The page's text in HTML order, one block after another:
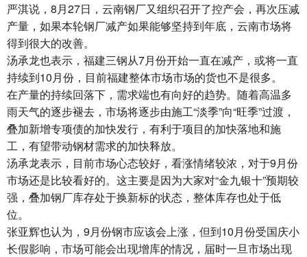
严淇说，8月27日，云南钢厂又组织召开了控产会，再次压减
产量，如果本轮钢厂减产如果能够坚持到年底，云南市场将
得到很大的改善。
汤承龙也表示，福建三钢从7月份开始一直在减产，或将一直
持续到10月份，目前福建整体市场市场的货也不是很多。
在产量的持续回落下，需求端也有向好的趋势。随着高温多
雨天气的逐步褪去，市场将逐步由施工“淡季”向“旺季”过渡，
叠加新增专项债的加快发行，有利于项目的加快落地和施
工，有望带动钢材需求的加快释放。
汤承龙表示，目前市场心态较好，看涨情绪较浓，对于9月份
市场还是比较看好的。这主要是因为大家对“金九银十”预期较
强，叠加钢厂库存处于换新标的状态，整体库存也处于低
位。
张亚辉也认为，9月份钢市应该会上涨，但到10月份受国庆小
长假影响，市场可能会出现增库的情况，届时一旦市场出现